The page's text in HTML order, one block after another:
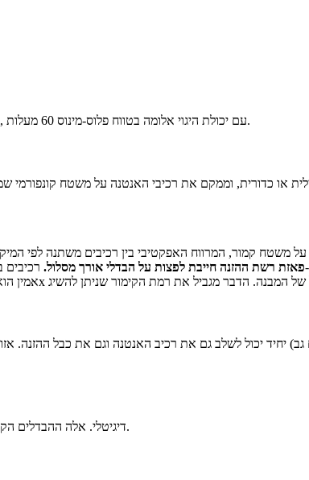
ארכיטקטורה זו מספקת מערכי אנטנות 4x4 או 8x8 באריזות קטנות מ-15 mm x 15 mm, עם יכולת היגוי אלומה בטווח פלוס-מינוס 60 מעלות.
פאזת רשת ההזנה חייבת לפצות על הבדלי אורך מסלול.
ייצור Flex PCB שעומד במפרטי RF דורש בקרת תהליך הדוקה יותר מייצור Flex דיגיטלי. אלה ההבדלים הקריטיים.